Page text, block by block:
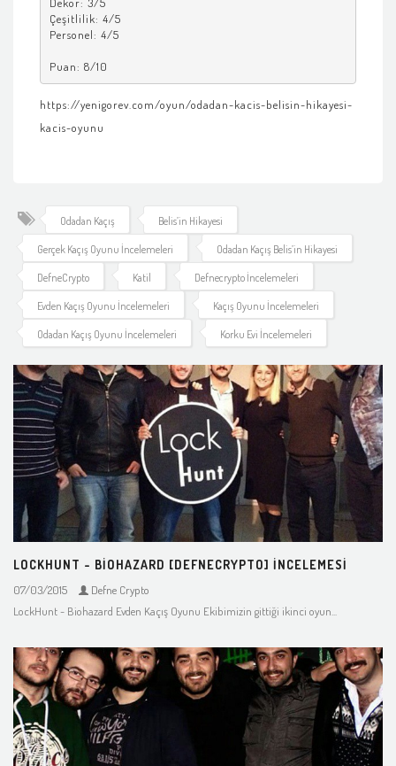
Dekor: 3/5
Çeşitlilik: 4/5
Personel: 4/5
Puan: 8/10
https://yenigorev.com/oyun/odadan-kacis-belisin-hikayesi-
kacis-oyunu
Odadan Kaçış Belis’in Hikayesi
Gerçek Kaçış Oyunu İncelemeleri Odadan Kaçış Belis’in Hikayesi
DefneCrypto Katil Defnecrypto İncelemeleri
Evden Kaçış Oyunu İncelemeleri Kaçış Oyunu İncelemeleri
Odadan Kaçış Oyunu İncelemeleri Korku Evi İncelemeleri
LOCKHUNT - BIOHAZARD [DEFNECRYPTO] İNCELEMESI
07/03/2015
Defne Crypto
LockHunt - Biohazard Evden Kaçış Oyunu Ekibimizin gittiği ikinci oyun...